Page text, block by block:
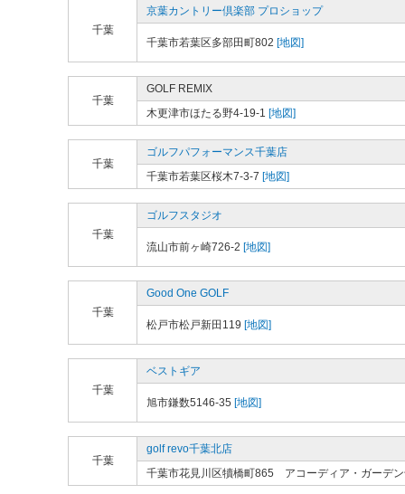
千葉
京葉カントリー倶楽部 プロショップ
千葉市若葉区多部田町802 [地図]
千葉
GOLF REMIX
木更津市ほたる野4-19-1 [地図]
千葉
ゴルフパフォーマンス千葉店
千葉市若葉区桜木7-3-7 [地図]
千葉
ゴルフスタジオ
流山市前ヶ崎726-2 [地図]
千葉
Good One GOLF
松戸市松戸新田119 [地図]
千葉
ベストギア
旭市鎌数5146-35 [地図]
千葉
golf revo千葉北店
千葉市花見川区犢橋町865 アコーディア・ガーデ